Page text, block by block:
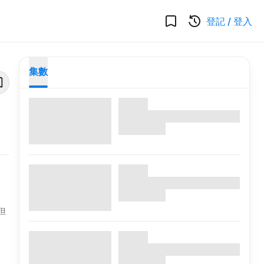
登記 / 登入
集數